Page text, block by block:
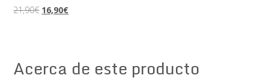
21,90€ El
16,90€El
Acerca de este producto